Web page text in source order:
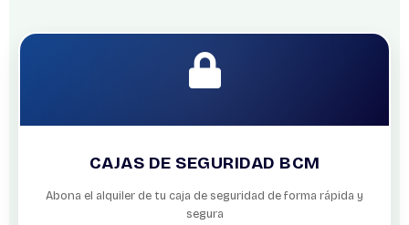
CAJAS DE SEGURIDAD BCM
Abona el alquiler de tu caja de seguridad de forma rápida y
segura